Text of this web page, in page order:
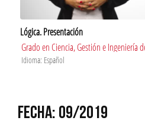
Lógica. Presentación
Grado en Ciencia, Gestión e Ingeniería
Idioma: Español
FECHA: 09/2019